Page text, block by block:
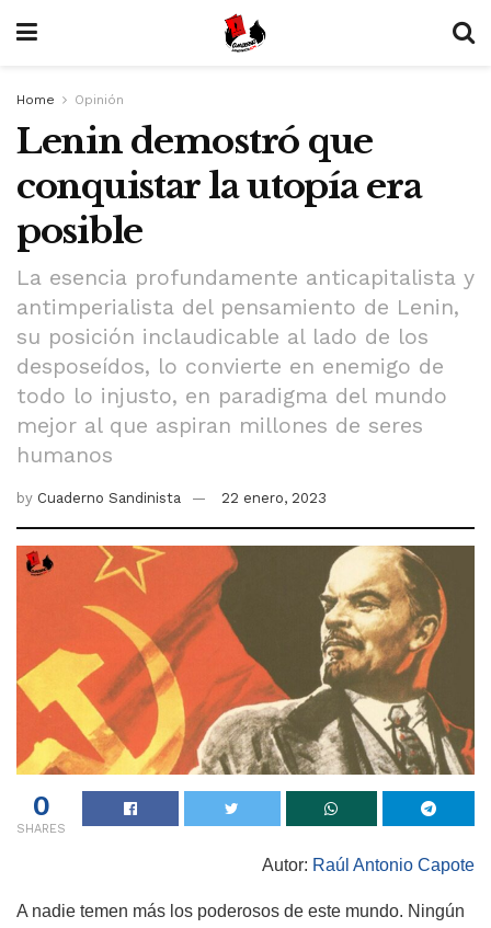
Home Opinión
Lenin demostró que
conquistar la utopía era
posible
La esencia profundamente anticapitalista y
antimperialista del pensamiento de Lenin,
su posición inclaudicable al lado de los
desposeídos, lo convierte en enemigo de
todo lo injusto, en paradigma del mundo
mejor al que aspiran millones de seres
humanos
by Cuaderno Sandinista 22 enero, 2023
0
SHARES
Autor: Raúl Antonio Capote
A nadie temen más los poderosos de este mundo. Ningún